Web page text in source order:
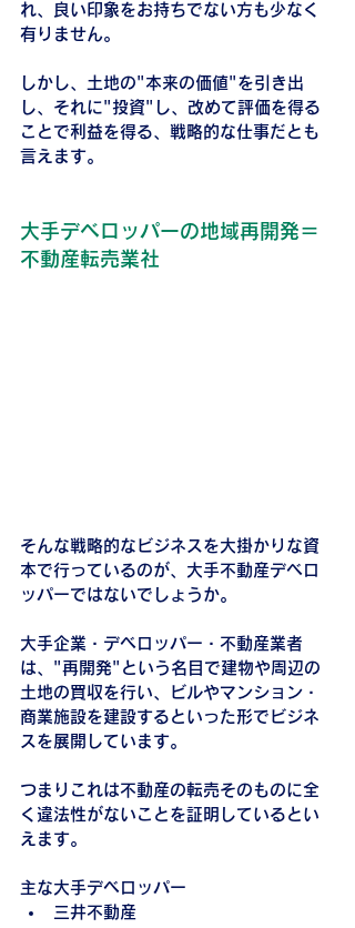
れ、良い印象をお持ちでない方も少なく
有りません。
しかし、土地の"本来の価値"を引き出
し、それに"投資"し、改めて評価を得る
ことで利益を得る、戦略的な仕事だとも
言えます。
大手デベロッパーの地域再開発＝
不動産転売業社
そんな戦略的なビジネスを大掛かりな資
本で行っているのが、大手不動産デベロ
ッパーではないでしょうか。
大手企業・デベロッパー・不動産業者
は、"再開発"という名目で建物や周辺の
土地の買収を行い、ビルやマンション・
商業施設を建設するといった形でビジネ
スを展開しています。
つまりこれは不動産の転売そのものに全
く違法性がないことを証明しているとい
えます。
主な大手デベロッパー
三井不動産